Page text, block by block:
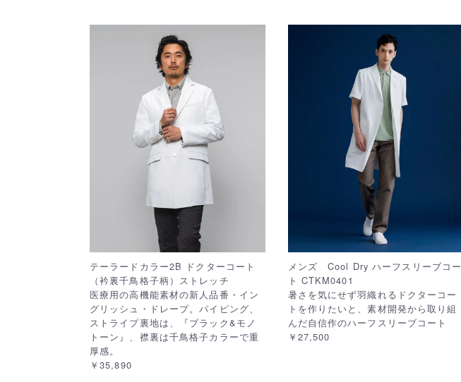
テーラードカラー2B ドクターコート
（衿裏千鳥格子柄）ストレッチ
医療用の高機能素材の新人品番・イン
グリッシュ・ドレープ。パイピング、
ストライプ裏地は、『ブラック&モノ
トーン』、襟裏は千鳥格子カラーで重
厚感。
￥35,890
メンズ Cool Dry ハーフスリーブコー
ト CTKM0401
暑さを気にせず羽織れるドクターコー
トを作りたいと、素材開発から取り組
んだ自信作のハーフスリーブコート
￥27,500